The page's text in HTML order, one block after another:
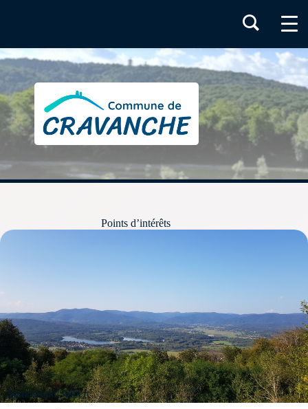
Passer
Points d’intérêts
Sommet du Salbert